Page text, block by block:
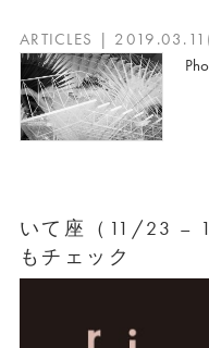
ARTICLES |
いて座（11/23 –
もチェック